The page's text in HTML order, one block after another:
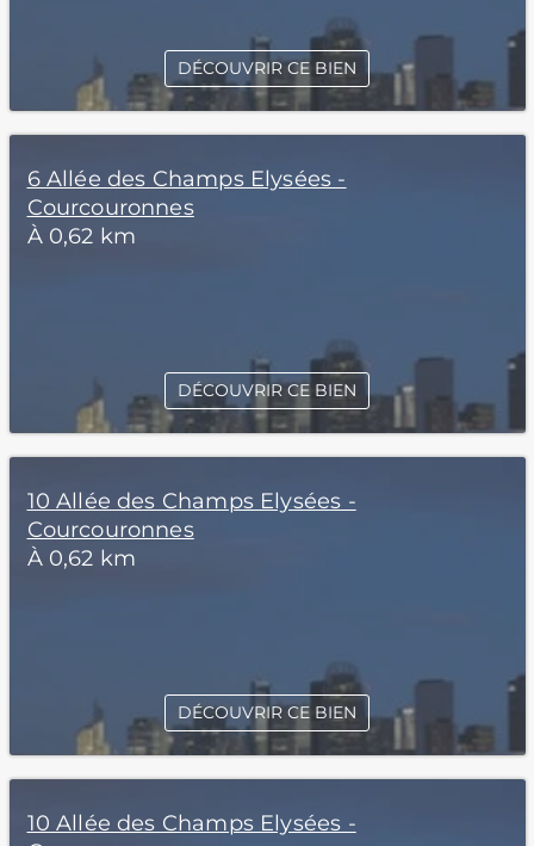
DÉCOUVRIR CE BIEN
6 Allée des Champs Elysées -
Courcouronnes
À 0,62 km
DÉCOUVRIR CE BIEN
10 Allée des Champs Elysées -
Courcouronnes
À 0,62 km
DÉCOUVRIR CE BIEN
10 Allée des Champs Elysées -